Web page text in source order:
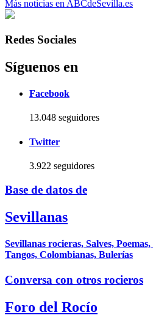
Más noticias en ABCdeSevilla.es
Redes Sociales
Síguenos en
Facebook
13.048 seguidores
Twitter
3.922 seguidores
Base de datos de
Sevillanas
Sevillanas rocieras, Salves,
Tangos, Colombianas, Bulerías
Conversa con otros rocieros
Foro del Rocío